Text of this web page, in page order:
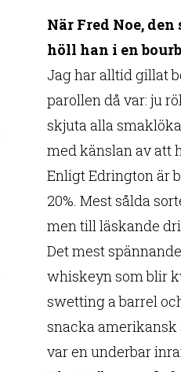
När Fred Noe,
höll han i en
Jag har alltid gillat
parollen då var: ju
skjuta alla
med känslan av att
Enligt Edrington är
20%. Mest sålda
men till läskande
Det mest
whiskeyn som blir
swetting a barrel
snacka amerikansk
var en underbar